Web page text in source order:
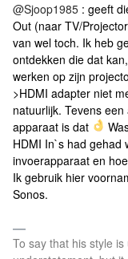
@Sjoop1985 : geeft
Out (naar TV/
van wel toch. Ik heb
ontdekken die dat
werken op zijn
>HDMI adapter niet
natuurlijk. Tevens
apparaat is dat
HDMI In`s had gehad
invoerapparaat en
Ik gebruik hier
Sonos.
To say that his style